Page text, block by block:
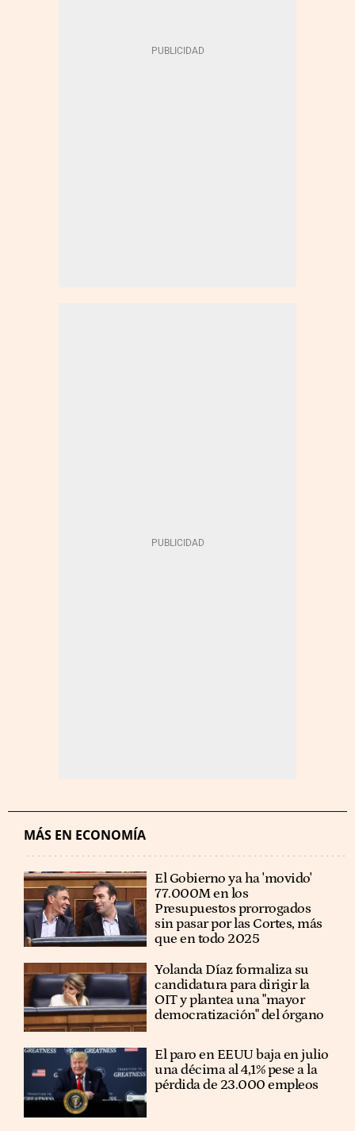
MÁS EN ECONOMÍA
El Gobierno ya ha 'movido'
77.000M en los
Presupuestos prorrogados
sin pasar por las Cortes, más
que en todo 2025
Yolanda Díaz formaliza su
candidatura para dirigir la
OIT y plantea una "mayor
democratización" del órgano
El paro en EEUU baja en julio
una décima al 4,1% pese a la
pérdida de 23.000 empleos